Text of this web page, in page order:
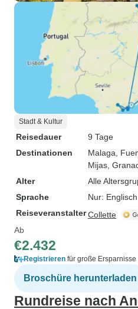
Stadt & Kultur
Reisedauer
9 Tage
Destinationen
Malaga ,
Mijas ,
Alter
Alle
Sprache
Nur: Englisch
ReiseveranstalterCollette
Ab
€2.432
Registrieren für große Ersparnisse
Broschüre herunterladen
Rundreise nach